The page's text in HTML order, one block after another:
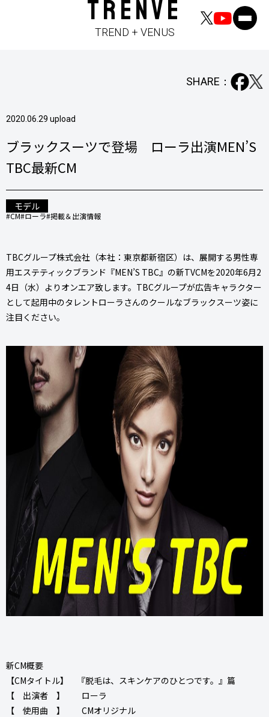
TRENVE
TREND + VENUS
2020.06.29 upload
SHARE：
ブラックスーツで登場 ローラ出演MEN’S
TBC最新CM
モデル
#CM#ローラ#掲載＆出演情報
TBCグループ株式会社（本社：東京都新宿区）は、展開する男性専
用エステティックブランド『MEN’S TBC』の新TVCMを2020年6月2
4日（水）よりオンエア致します。TBCグループが広告キャラクター
として起用中のタレントローラさんのクールなブラックスーツ姿に
注目ください。
新CM概要
​【CMタイトル】 『脱毛は、スキンケアのひとつです。』篇
【 出演者 】 ローラ
【 使用曲 】 CMオリジナル